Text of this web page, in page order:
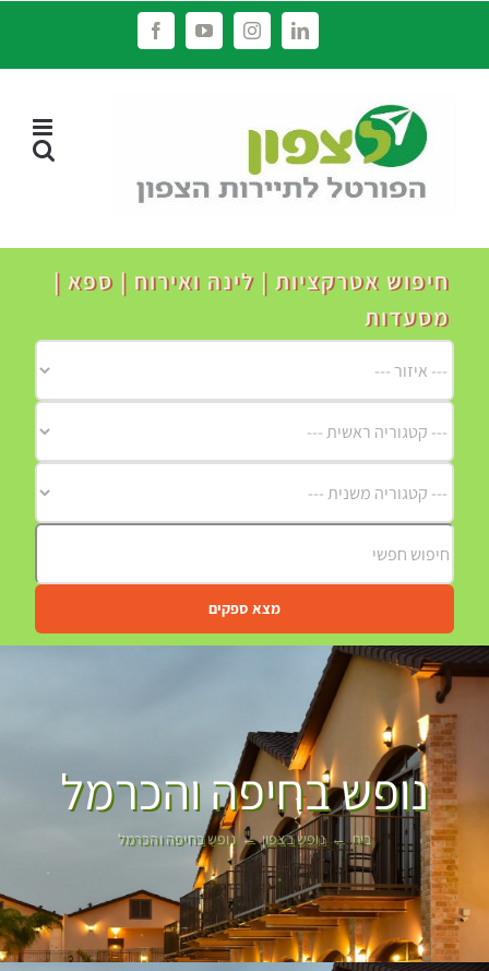
LinkedIn
Instagram
YouTube
Facebook
חיפוש אטרקציות | לינה ואירוח | ספא |
מסעדות
מצא ספקים
נופש בחיפה והכרמל
בית נופש בצפון נופש בחיפה והכרמל